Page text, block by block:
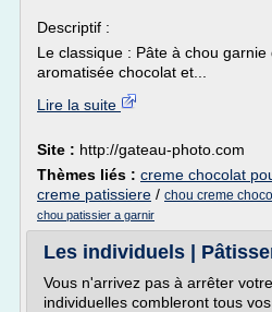
Descriptif :
Le classique : Pâte à chou
aromatisée chocolat et...
Lire la suite
Site : http://gateau-photo.com
Thèmes liés : creme chocolat
creme patissiere / chou creme
chou patissier a garnir
Les individuels |
Vous n'arrivez pas à arrêter
individuelles combleront tous vos